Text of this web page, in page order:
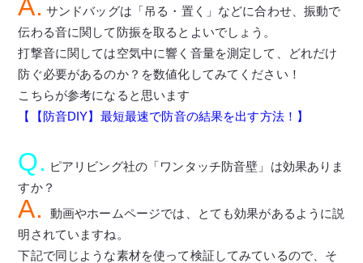
A. サンドバッグは「吊る・置く」などに合わせ、振動で
伝わる音に関して防振を取るとよいでしょう。
打撃音に関しては空気中に響く音量を測定して、どれだけ
防ぐ必要があるのか？を数値化してみてください！
こちらが参考になると思います
【【防音DIY】最短最速で防音の結果を出す方法！】
Q. ピアリビング社の「ワンタッチ防音壁」は効果ありま
すか？
A.
動画やホームページでは、とても効果があるように説
明されていますね。
下記で同じような素材を使って検証してみているので、そ